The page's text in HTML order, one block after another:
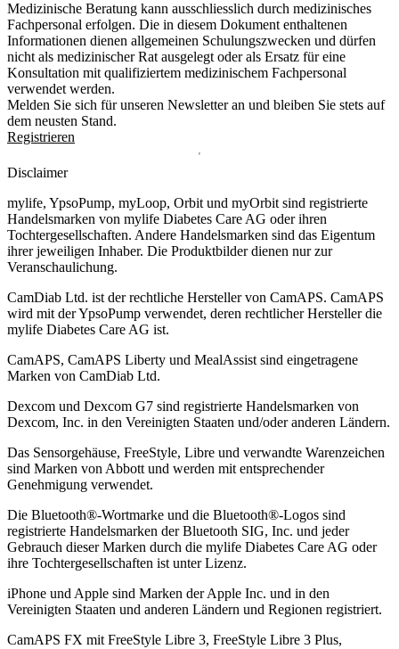
Medizinische Beratung kann ausschliesslich durch medizinisches
Fachpersonal erfolgen. Die in diesem Dokument enthaltenen
Informationen dienen allgemeinen Schulungszwecken und dürfen
nicht als medizinischer Rat ausgelegt oder als Ersatz für eine
Konsultation mit qualifiziertem medizinischem Fachpersonal
verwendet werden.
Melden Sie sich für unseren Newsletter an und bleiben Sie stets auf
dem neusten Stand.
Registrieren
Disclaimer
mylife, YpsoPump, myLoop, Orbit und myOrbit sind registrierte
Handelsmarken von mylife Diabetes Care AG oder ihren
Tochtergesellschaften. Andere Handelsmarken sind das Eigentum
ihrer jeweiligen Inhaber. Die Produktbilder dienen nur zur
Veranschaulichung.
CamDiab Ltd. ist der rechtliche Hersteller von CamAPS. CamAPS
wird mit der YpsoPump verwendet, deren rechtlicher Hersteller die
mylife Diabetes Care AG ist.
CamAPS, CamAPS Liberty und MealAssist sind eingetragene
Marken von CamDiab Ltd.
Dexcom und Dexcom G7 sind registrierte Handelsmarken von
Dexcom, Inc. in den Vereinigten Staaten und/oder anderen Ländern.
Das Sensorgehäuse, FreeStyle, Libre und verwandte Warenzeichen
sind Marken von Abbott und werden mit entsprechender
Genehmigung verwendet.
Die Bluetooth®-Wortmarke und die Bluetooth®-Logos sind
registrierte Handelsmarken der Bluetooth SIG, Inc. und jeder
Gebrauch dieser Marken durch die mylife Diabetes Care AG oder
ihre Tochtergesellschaften ist unter Lizenz.
iPhone und Apple sind Marken der Apple Inc. und in den
Vereinigten Staaten und anderen Ländern und Regionen registriert.
CamAPS FX mit FreeStyle Libre 3, FreeStyle Libre 3 Plus,